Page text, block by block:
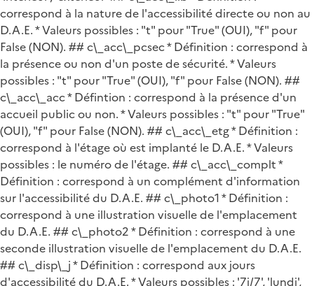
correspond à la nature de l'accessibilité directe ou non au
D.A.E. * Valeurs possibles : "t" pour "True" (OUI), "f" pour
False (NON). ## c\_acc\_pcsec * Définition : correspond à
la présence ou non d'un poste de sécurité. * Valeurs
possibles : "t" pour "True" (OUI), "f" pour False (NON). ##
c\_acc\_acc * Défintion : correspond à la présence d'un
accueil public ou non. * Valeurs possibles : "t" pour "True"
(OUI), "f" pour False (NON). ## c\_acc\_etg * Définition :
correspond à l'étage où est implanté le D.A.E. * Valeurs
possibles : le numéro de l'étage. ## c\_acc\_complt *
Définition : correspond à un complément d'information
sur l'accessibilité du D.A.E. ## c\_photo1 * Définition :
correspond à une illustration visuelle de l'emplacement
du D.A.E. ## c\_photo2 * Définition : correspond à une
seconde illustration visuelle de l'emplacement du D.A.E.
## c\_disp\_j * Définition : correspond aux jours
d'accessibilité du D.A.E. * Valeurs possibles : '7j/7', 'lundi',